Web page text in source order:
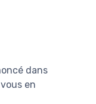
dans
en